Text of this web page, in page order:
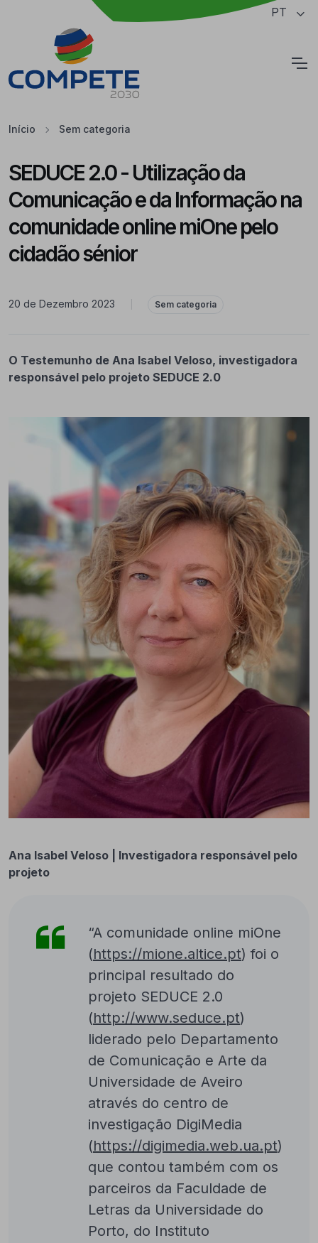
Saltar para o conteúdo principal da página PT
Início Sem categoria
SEDUCE 2.0 - Utilização da
Comunicação e da Informação na
comunidade online miOne pelo
cidadão sénior
20 de Dezembro 2023 Sem categoria
O Testemunho de Ana Isabel Veloso, investigadora
responsável pelo projeto SEDUCE 2.0
Ana Isabel Veloso | Investigadora responsável pelo
projeto
“A comunidade online miOne
(https://mione.altice.pt) foi o
principal resultado do
projeto SEDUCE 2.0
(http://www.seduce.pt)
liderado pelo Departamento
de Comunicação e Arte da
Universidade de Aveiro
através do centro de
investigação DigiMedia
(https://digimedia.web.ua.pt)
que contou também com os
parceiros da Faculdade de
Letras da Universidade do
Porto, do Instituto